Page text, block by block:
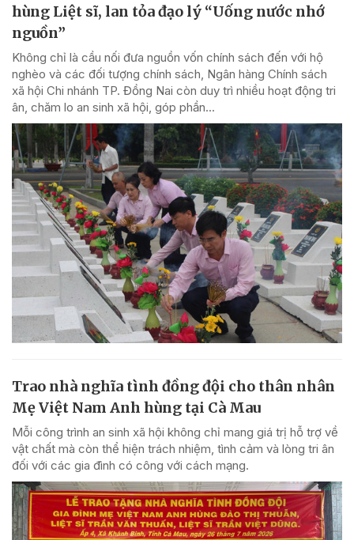
hùng Liệt sĩ, lan tỏa đạo lý “Uống nước nhớ
nguồn”
Không chỉ là cầu nối đưa nguồn vốn chính sách đến với hộ
nghèo và các đối tượng chính sách, Ngân hàng Chính sách
xã hội Chi nhánh TP. Đồng Nai còn duy trì nhiều hoạt động tri
ân, chăm lo an sinh xã hội, góp phần...
Trao nhà nghĩa tình đồng đội cho thân nhân
Mẹ Việt Nam Anh hùng tại Cà Mau
Mỗi công trình an sinh xã hội không chỉ mang giá trị hỗ trợ về
vật chất mà còn thể hiện trách nhiệm, tình cảm và lòng tri ân
đối với các gia đình có công với cách mạng.